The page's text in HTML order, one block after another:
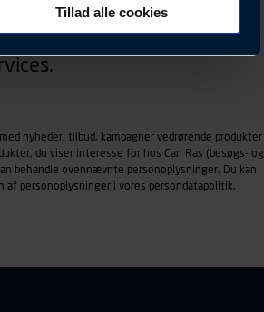
om dit foretrukne sprog, og den
formål behandles der
på siderne, tidspunkt, hvad der
om enhedstype (computer,
Tillad alle cookies
vedrører værktøj, beslag,
nyheder, tilbud, kampagner vedrørende produkter
du viser interesse for hos Carl Ras (besøgs- og
behandle ovennævnte personoplysninger. Du kan
af personoplysninger i vores persondatapolitik.